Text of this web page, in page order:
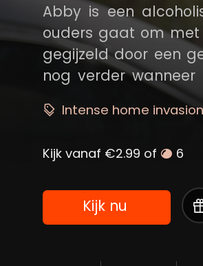
Abby is een
ouders gaat om
gegijzeld door een
nog verder
eisen, vreedzaam of
Intense home
Kijk vanaf €2.99 of 6
Kijk nu